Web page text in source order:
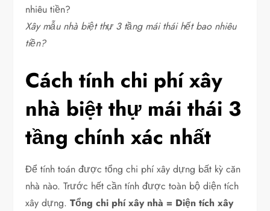
Xây mẫu nhà biệt thự 3 tầng mái thái hết bao nhiêu
tiền?
Cách tính chi phí xây
nhà biệt thự mái thái 3
tầng chính xác nhất
Để tính toán được tổng chi phí xây dựng bất kỳ căn
nhà nào. Trước hết cần tính được toàn bộ diện tích
xây dựng.Tổng chi phí xây nhà = Diện tích xây